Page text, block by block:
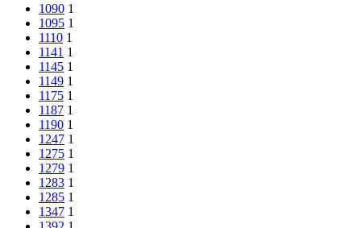
1090 1
1095 1
1110 1
1141 1
1145 1
1149 1
1175 1
1187 1
1190 1
1247 1
1275 1
1279 1
1283 1
1285 1
1347 1